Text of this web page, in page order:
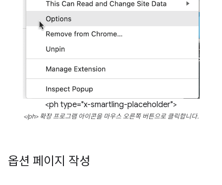
<ph type="x-smartling-placeholder">
</ph> 확장 프로그램 아이콘을 마우스 오른쪽 버튼으로 클릭합니다.
옵션 페이지 작성